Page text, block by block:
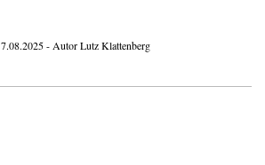
- Autor Lutz Klattenberg